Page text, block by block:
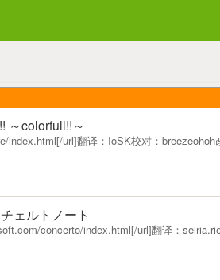
～colorfull!!～
url]翻译：IoSK校对：breezeohoh
ェルトノート
concerto/index.html[/url]翻译：